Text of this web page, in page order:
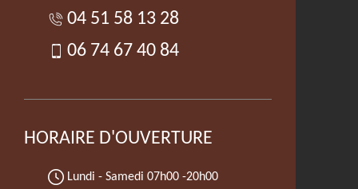
04 51 58 13 28
06 74 67 40 84
HORAIRE D'OUVERTURE
Lundi - Samedi 07h00 -20h00